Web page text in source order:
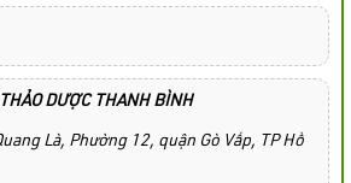
DƯỢC THANH BÌNH
Là, Phường 12, quận Gò Vấp, TP Hồ